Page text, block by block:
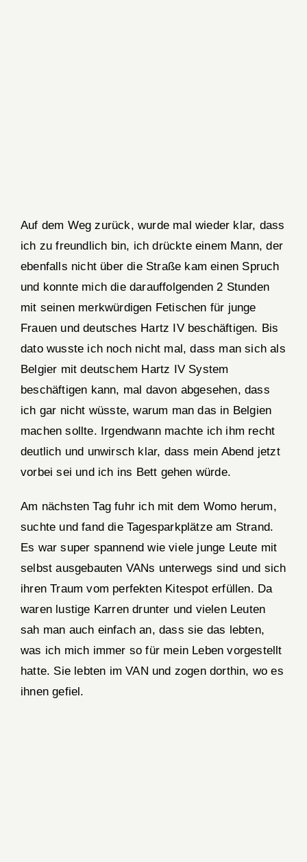
Auf dem Weg zurück, wurde mal wieder klar, dass
ich zu freundlich bin, ich drückte einem Mann, der
ebenfalls nicht über die Straße kam einen Spruch
und konnte mich die darauffolgenden 2 Stunden
mit seinen merkwürdigen Fetischen für junge
Frauen und deutsches Hartz IV beschäftigen. Bis
dato wusste ich noch nicht mal, dass man sich als
Belgier mit deutschem Hartz IV System
beschäftigen kann, mal davon abgesehen, dass
ich gar nicht wüsste, warum man das in Belgien
machen sollte. Irgendwann machte ich ihm recht
deutlich und unwirsch klar, dass mein Abend jetzt
vorbei sei und ich ins Bett gehen würde.
Am nächsten Tag fuhr ich mit dem Womo herum,
suchte und fand die Tagesparkplätze am Strand.
Es war super spannend wie viele junge Leute mit
selbst ausgebauten VANs unterwegs sind und sich
ihren Traum vom perfekten Kitespot erfüllen. Da
waren lustige Karren drunter und vielen Leuten
sah man auch einfach an, dass sie das lebten,
was ich mich immer so für mein Leben vorgestellt
hatte. Sie lebten im VAN und zogen dorthin, wo es
ihnen gefiel.